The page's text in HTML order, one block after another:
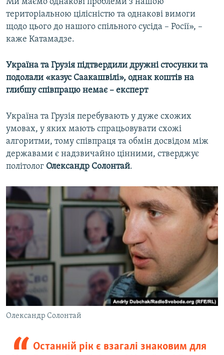
Ми маємо однакові проблеми з нашою
територіальною цілісністю та однакові вимоги
щодо цього до нашого спільного сусіда – Росії», –
каже Катамадзе.
Україна та Грузія підтвердили дружні стосунки та
подолали «казус Саакашвілі», однак коштів на
глибшу співпрацю немає – експерт
Україна та Грузія перебувають у дуже схожих
умовах, у яких мають спрацьовувати схожі
алгоритми, тому співпраця та обмін досвідом між
державами є надзвичайно цінними, стверджує
політолог Олександр Солонтай.
Олександр Солонтай
Останній рік є взагалі знаковим для